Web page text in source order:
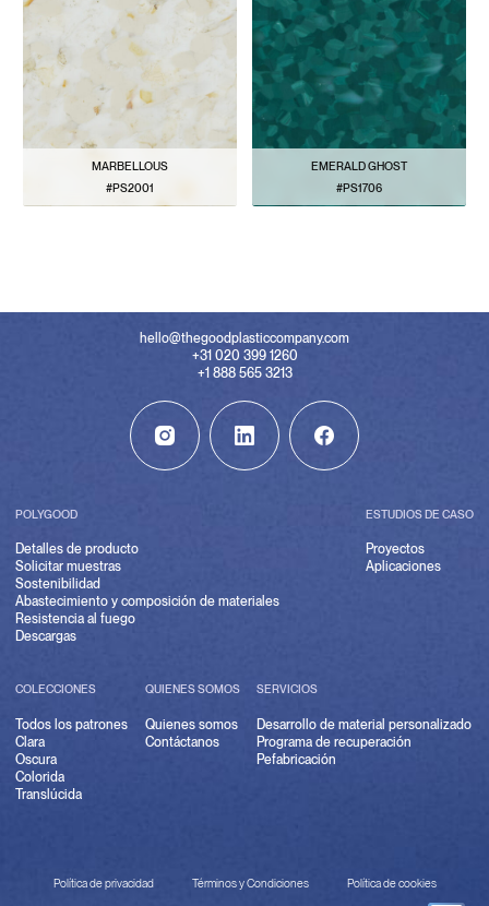
MARBELLOUS
#PS2001
EMERALD GHOST
#PS1706
hello@thegoodplasticcompany.com
+31 020 399 1260
+1 888 565 3213
POLYGOOD
Detalles de producto
Solicitar muestras
Sostenibilidad
Abastecimiento y composición de materiales
Resistencia al fuego
Descargas
ESTUDIOS DE CASO
Proyectos
Aplicaciones
COLECCIONES
Todos los patrones
Clara
Oscura
Colorida
Translúcida
QUIENES SOMOS
Quienes somos
Contáctanos
SERVICIOS
Desarrollo de material personalizado
Programa de recuperación
Pefabricación
Política de privacidad Términos y Condiciones Política de cookies